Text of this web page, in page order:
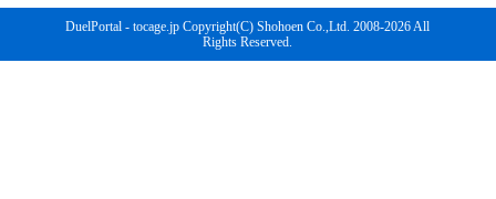
DuelPortal - tocage.jp Copyright(C) Shohoen Co.,Ltd. 2008-2026 All
Rights Reserved.